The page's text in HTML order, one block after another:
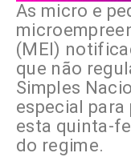
As micro e
(MEI)
que não
Simples
especial
esta quinta-
do regime.